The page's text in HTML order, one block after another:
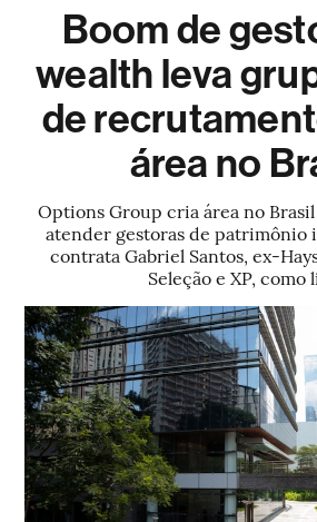
Boom de
wealth leva
de
área no
Options Group cria área no
atender gestoras de patrimônio
contrata Gabriel Santos, ex-
Seleção e XP, como